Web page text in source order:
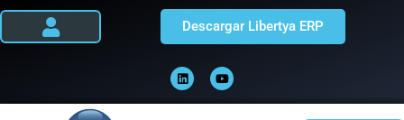
Ir
i
n
k
e
o
u
t
u
Descargar Libertya ERP